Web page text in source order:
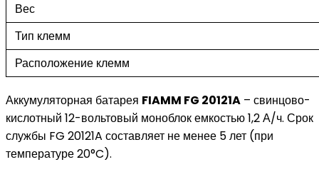
Вес
Тип клемм
Расположение клемм
Аккумуляторная батарея FIAMM FG 20121A – свинцово-
кислотный 12-вольтовый моноблок емкостью 1,2 А/ч. Срок
службы FG 20121A составляет не менее 5 лет (при
температуре 20°C).